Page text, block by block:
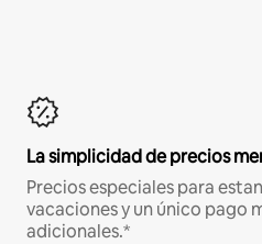
La simplicidad de precios
Precios especiales para
vacaciones y un único pago
adicionales.*